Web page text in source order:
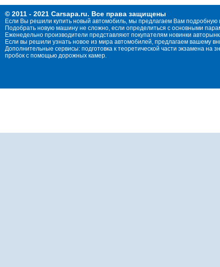
© 2011 - 2021 Carsapa.ru. Все права защищены
Если Вы решили купить новый автомобиль, мы предлагаем Вам
Подобрать новую машину не сложно, если определиться с основными
Еженедельно производители представляют покупателям новинки
Если вы решили узнать новое из мира автомобилей, предлагаем вашему
Дополнительные сервисы: подготовка к теоретической части экзамена
пробок с помощью дорожных камер.